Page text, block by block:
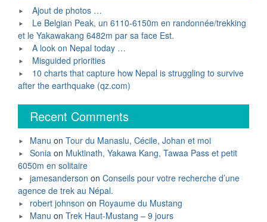
Ajout de photos …
Le Belgian Peak, un 6110-6150m en randonnée/trekking
et le Yakawakang 6482m par sa face Est.
A look on Nepal today …
Misguided priorities
10 charts that capture how Nepal is struggling to survive
after the earthquake (qz.com)
Recent Comments
Manu on Tour du Manaslu, Cécile, Johan et moi
Sonia on Muktinath, Yakawa Kang, Tawaa Pass et petit
6050m en solitaire
jamesanderson on Conseils pour votre recherche d’une
agence de trek au Népal.
robert johnson on Royaume du Mustang
Manu on Trek Haut-Mustang – 9 jours